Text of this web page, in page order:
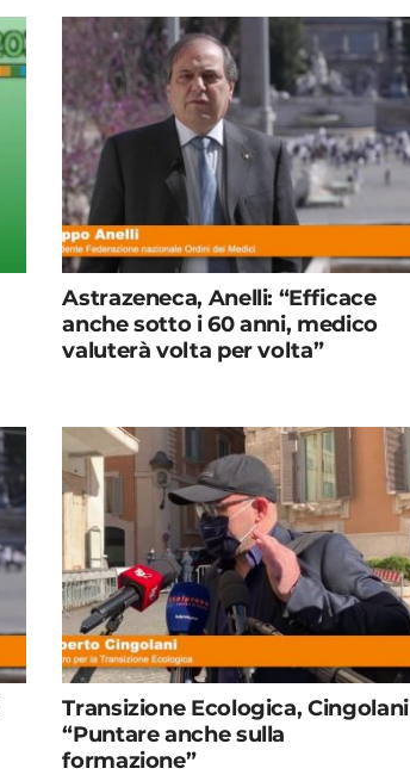
Astrazeneca, Anelli: “Efficace
anche sotto i 60 anni, medico
valuterà volta per volta”
Transizione Ecologica, Cingolani
“Puntare anche sulla
formazione”